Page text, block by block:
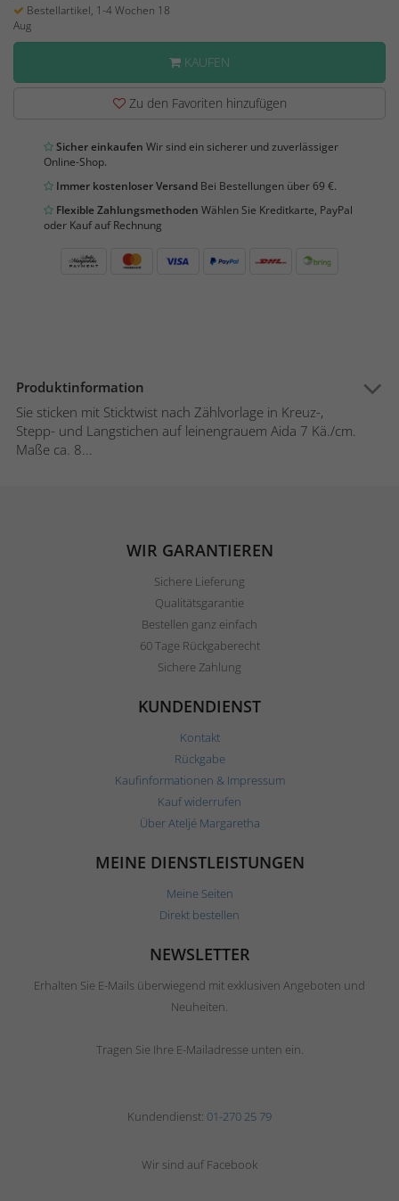
Bestellartikel, 1-4 Wochen 18
Aug
KAUFEN
Zu den Favoriten hinzufügen
Sicher einkaufen Wir sind ein sicherer und zuverlässiger
Online-Shop.
Immer kostenloser Versand Bei Bestellungen über 69 €.
Flexible Zahlungsmethoden Wählen Sie Kreditkarte, PayPal
oder Kauf auf Rechnung
Produktinformation
Sie sticken mit Sticktwist nach Zählvorlage in Kreuz-,
Stepp- und Langstichen auf leinengrauem Aida 7 Kä./cm.
Maße ca. 8...
WIR GARANTIEREN
Sichere Lieferung
Qualitätsgarantie
Bestellen ganz einfach
60 Tage Rückgaberecht
Sichere Zahlung
KUNDENDIENST
Kontakt
Rückgabe
Kaufinformationen & Impressum
Kauf widerrufen
Über Ateljé Margaretha
MEINE DIENSTLEISTUNGEN
Meine Seiten
Direkt bestellen
NEWSLETTER
Erhalten Sie E-Mails überwiegend mit exklusiven Angeboten und
Neuheiten.
Tragen Sie Ihre E-Mailadresse unten ein.
Kundendienst: 01-270 25 79
Wir sind auf Facebook